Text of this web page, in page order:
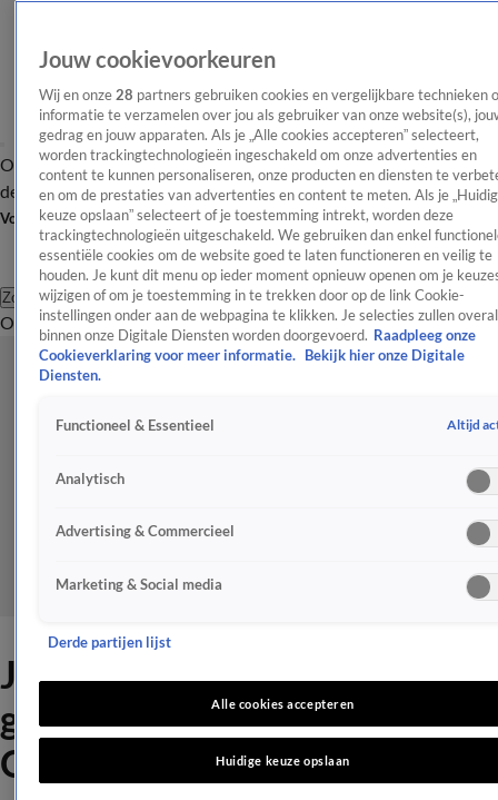
OverzichtAfleveringen Entertainment TV Algemeen
Tip
de redactieNieuwsbrief
Volg Shownieuws
Zoeken
OverzichtEntertainmentSpraakmakendRealityCrimeVideo's
Joep Wennemars niet snel
genoeg tijdens herkansing op
Olympische Winterspelen
Jouw cookievoorkeuren
Wij en onze 28 partners gebruiken cookies en vergelijkbare technieken
informatie te verzamelen over jou als gebruiker van onze website(s),
gedrag en jouw apparaten. Als je „Alle cookies accepteren” selecteert,
worden trackingtechnologieën ingeschakeld om onze advertenties en
content te kunnen personaliseren, onze producten en diensten te
en om de prestaties van advertenties en content te meten. Als je
keuze opslaan” selecteert of je toestemming intrekt, worden deze
trackingtechnologieën uitgeschakeld. We gebruiken dan enkel
essentiële cookies om de website goed te laten functioneren en veilig te
houden. Je kunt dit menu op ieder moment opnieuw openen om je
wijzigen of om je toestemming in te trekken door op de link Cookie-
instellingen onder aan de webpagina te klikken. Je selecties zullen overal
binnen onze Digitale Diensten worden doorgevoerd. Raadpleeg onze
Cookieverklaring voor meer informatie.
Bekijk hier onze Digitale
Diensten.
Functioneel & Essentieel Altijd
Analytisch
Advertising & Commercieel
Marketing & Social media
Derde partijen lijst
Alle cookies accepteren
Huidige keuze opslaan